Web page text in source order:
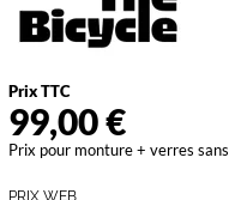
Prix TTC
99,00 €
Prix pour monture + verres
PRIX WEB